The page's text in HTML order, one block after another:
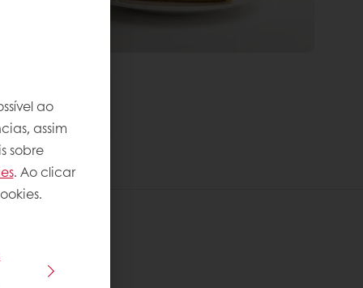
receita
ao
assim
sobre
. Ao clicar